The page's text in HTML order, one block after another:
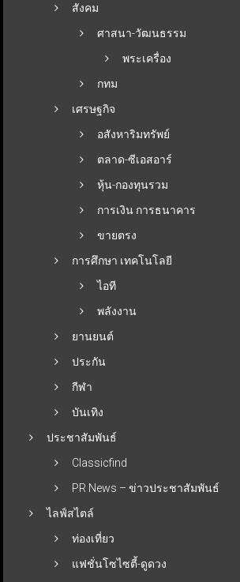
สังคม
ศาสนา-วัฒนธรรม
พระเครื่อง
กทม
เศรษฐกิจ
อสังหาริมทรัพย์
ตลาด-ซีเอสอาร์
หุ้น-กองทุนรวม
การเงิน การธนาคาร
ขายตรง
การศึกษา เทคโนโลยี
ไอที
พลังงาน
ยานยนต์
ประกัน
กีฬา
บันเทิง
ประชาสัมพันธ์
Classicfind
PR News – ข่าวประชาสัมพันธ์
ไลฟ์สไตล์
ท่องเที่ยว
แฟชั่นโซไซตี้-ดูดวง